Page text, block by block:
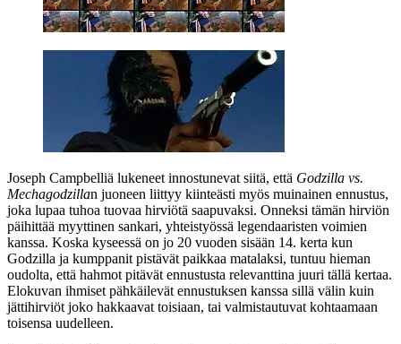
Joseph Campbelliä lukeneet innostunevat siitä, että Godzilla vs.
Mechagodzillan juoneen liittyy kiinteästi myös muinainen ennustus,
joka lupaa tuhoa tuovaa hirviötä saapuvaksi. Onneksi tämän hirviön
päihittää myyttinen sankari, yhteistyössä legendaaristen voimien
kanssa. Koska kyseessä on jo 20 vuoden sisään 14. kerta kun
Godzilla ja kumppanit pistävät paikkaa matalaksi, tuntuu hieman
oudolta, että hahmot pitävät ennustusta relevanttina juuri tällä kertaa.
Elokuvan ihmiset pähkäilevät ennustuksen kanssa sillä välin kuin
jättihirviöt joko hakkaavat toisiaan, tai valmistautuvat kohtaamaan
toisensa uudelleen.